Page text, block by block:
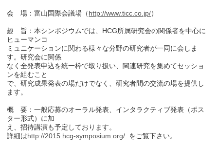
会 場：富山国際会議場（http://www.ticc.co.jp/）
趣 旨：本シンポジウムでは、HCG所属研究会の関係者を中心に
ヒューマンコ
ミュニケーションに関わる様々な分野の研究者が一同に会しま
す。研究会に関係
なく全発表申込を統一枠で取り扱い、関連研究を集めてセッショ
ンを組むこと
で、研究成果発表の場だけでなく、研究者間の交流の場を提供し
ます。
概 要：一般応募のオーラル発表、インタラクティブ発表（ポス
ター形式）に加
え、招待講演も予定しております。
詳細はhttp://2015.hcg-symposium.org/ をご覧下さい。